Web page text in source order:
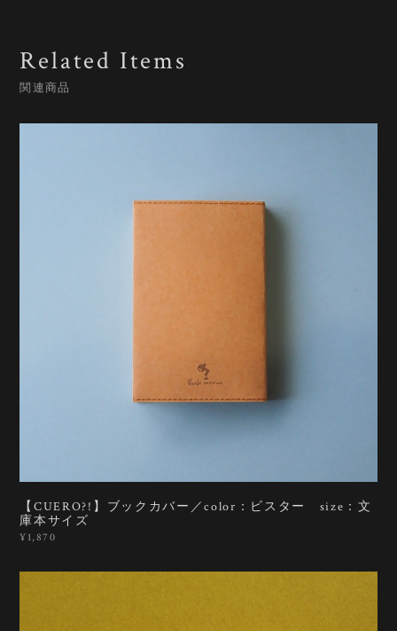
Related Items
関連商品
【CUERO?!】ブックカバー／color：ビスター size：文
庫本サイズ
¥1,870